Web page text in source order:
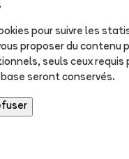
pour suivre les
proposer du contenu
seuls ceux requis
seront conservés.